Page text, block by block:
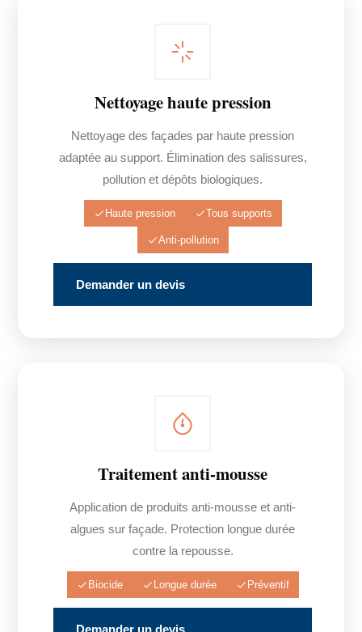
Nettoyage haute pression
Nettoyage des façades par haute pression
adaptée au support. Élimination des salissures,
pollution et dépôts biologiques.
Haute pression Tous supports
Anti-pollution
Demander un devis
Traitement anti-mousse
Application de produits anti-mousse et anti-
algues sur façade. Protection longue durée
contre la repousse.
Biocide Longue durée Préventif
Demander un devis